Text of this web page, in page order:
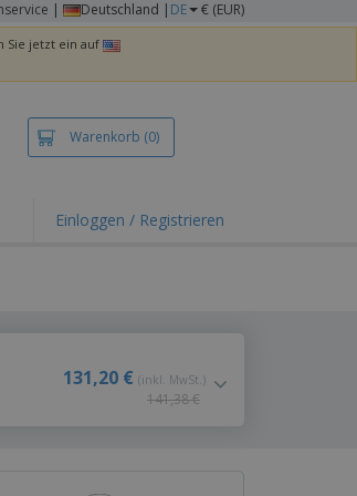
| Deutschland | DE € (EUR)
Sie jetzt ein auf
Warenkorb (0)
Einloggen / Registrieren
131,20 € (inkl. MwSt.)
141,38 €